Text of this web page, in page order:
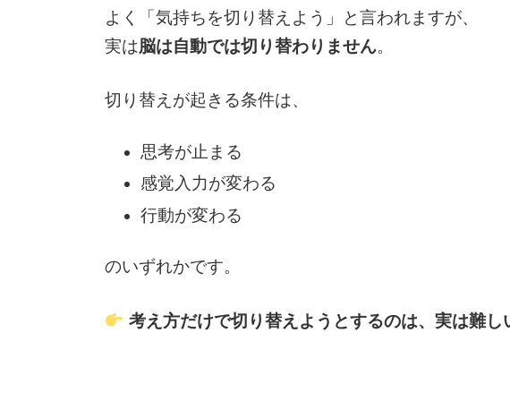
よく「気持ちを切り替えよう」と言われますが、
実は脳は自動では切り替わりません。
切り替えが起きる条件は、
思考が止まる
感覚入力が変わる
行動が変わる
のいずれかです。
考え方だけで切り替えようとするのは、実は難し